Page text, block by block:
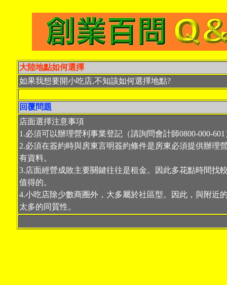
大陸地點如何選擇
如果我想要開小吃店,不知該如何選擇地點?
回覆問題
店面選擇注意事項
1.必須可以辦理營利事業登記（請詢問會計師0800-000-601
2.必須在簽約時與房東言明簽約條件是房東必須提供辦理
有資料。
3.店面經營成敗主要關鍵往往是租金。因此多花點時間找
值得的。
4.小吃店除少數商圈外，大多屬於社區型。因此，與附近
太多的同質性。